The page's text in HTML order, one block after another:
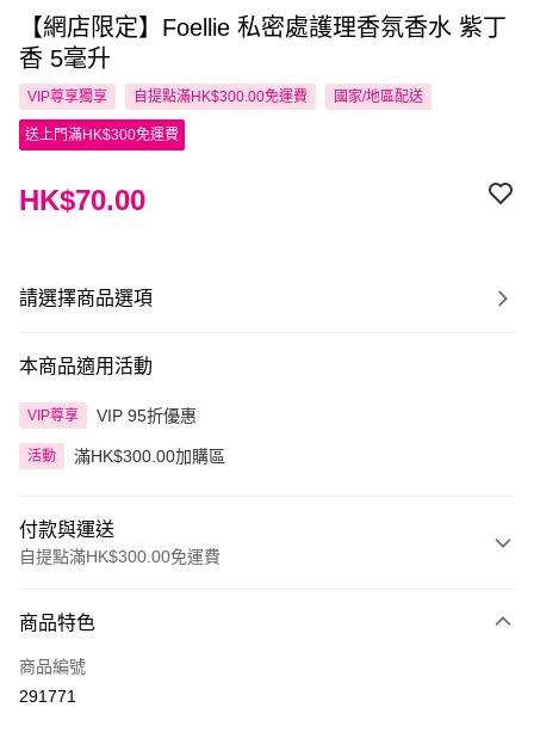
【網店限定】Foellie 私密處護理香氛香水 紫丁
香 5毫升
VIP尊享獨享 自提點滿HK$300.00免運費 國家/地區配送
送上門滿HK$300免運費
HK$70.00
請選擇商品選項
本商品適用活動
VIP尊享 VIP 95折優惠
活動 滿HK$300.00加購區
付款與運送
自提點滿HK$300.00免運費
信用卡
Apple Pay
商品特色
商品編號
291771